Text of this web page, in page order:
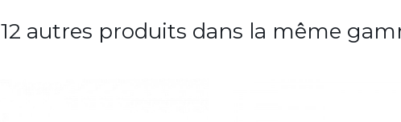
12 autres produits dans la même